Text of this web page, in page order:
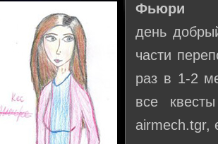
Фьюри
день
части
раз в 1-2
все
airmech.tgr,